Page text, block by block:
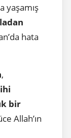
yaşamış
hata
,
bir
Allah’ın